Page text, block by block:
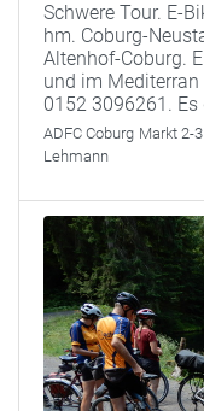
Schwere Tour. E-
hm. Coburg-
Altenhof-Coburg.
und im
0152 3096261.
ADFC Coburg Markt 2-
Lehmann